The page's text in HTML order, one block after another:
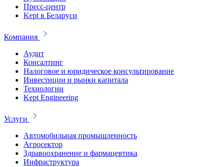
Пресс-центр
Kept в Беларуси
Компания
Аудит
Консалтинг
Налоговое и юридическое консультирование
Инвестиции и рынки капитала
Технологии
Kept Engineering
Услуги
Автомобильная промышленность
Агросектор
Здравоохранение и фармацевтика
Инфраструктура